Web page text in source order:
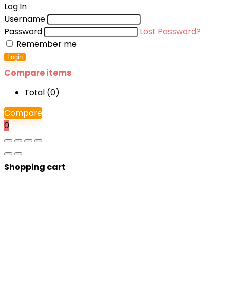
Log In
Username
Password
Lost Password?
Remember me
Login
Compare items
Total (0)
Compare
0
Shopping cart